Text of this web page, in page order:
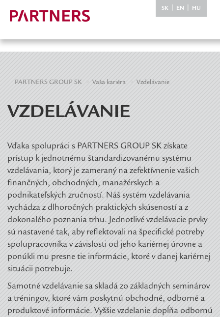
SK| EN HU
PARTNERS GROUP SK Vaša kariéra Vzdelávanie
VZDELÁVANIE
Vďaka spolupráci s PARTNERS GROUP SK získate
prístup k jednotnému štandardizovanému systému
vzdelávania, ktorý je zameraný na zefektívnenie vašich
finančných, obchodných, manažérskych a
podnikateľských zručností. Náš systém vzdelávania
vychádza z dlhoročných praktických skúseností a z
dokonalého poznania trhu. Jednotlivé vzdelávacie prvky
sú nastavené tak, aby reflektovali na špecifické potreby
spolupracovníka v závislosti od jeho kariérnej úrovne a
ponúkli mu presne tie informácie, ktoré v danej kariérnej
situácii potrebuje.
Samotné vzdelávanie sa skladá zo základných seminárov
a tréningov, ktoré vám poskytnú obchodné, odborné a
produktové informácie. Vyššie vzdelanie dopĺňa odbornú